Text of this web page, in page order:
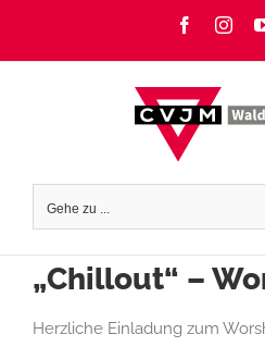
Facebook
Gehe zu ...
„Chillout“ –
Herzliche Einladung zum